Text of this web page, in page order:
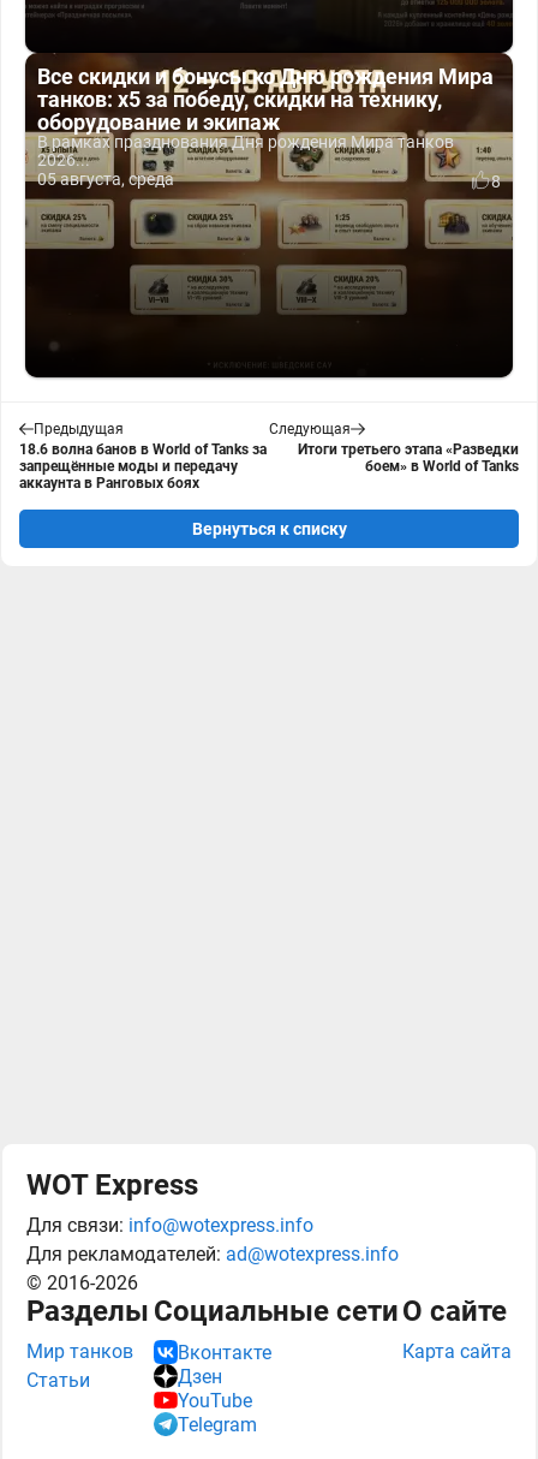
Все скидки и бонусы ко Дню рождения Мира
танков: x5 за победу, скидки на технику,
оборудование и экипаж
В рамках празднования Дня рождения Мира танков
2026...
05 августа, среда
8
Предыдущая
18.6 волна банов в World of Tanks за
запрещённые моды и передачу
аккаунта в Ранговых боях
Следующая
Итоги третьего этапа «Разведки
боем» в World of Tanks
Вернуться к списку
WOT Express
Для связи: info@wotexpress.info
Для рекламодателей: ad@wotexpress.info
© 2016-2026
Разделы
Мир танков
Статьи
Социальные сети
Вконтакте
Дзен
YouTube
Telegram
О сайте
Карта сайта